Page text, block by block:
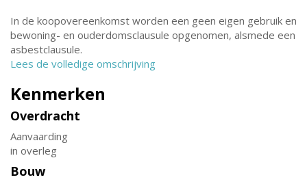
In de koopovereenkomst worden een geen eigen gebruik en
bewoning- en ouderdomsclausule opgenomen, alsmede een
asbestclausule.
Lees de volledige omschrijving
Kenmerken
Overdracht
Aanvaarding
in overleg
Bouw